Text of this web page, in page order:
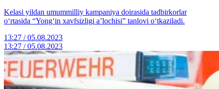
Kelasi yildan umummilliy kampaniya doirasida tadbirkorlar
o‘rtasida “Yong‘in xavfsizligi aʼlochisi” tanlovi o‘tkaziladi.
13:27 / 05.08.2023
13:27 / 05.08.2023